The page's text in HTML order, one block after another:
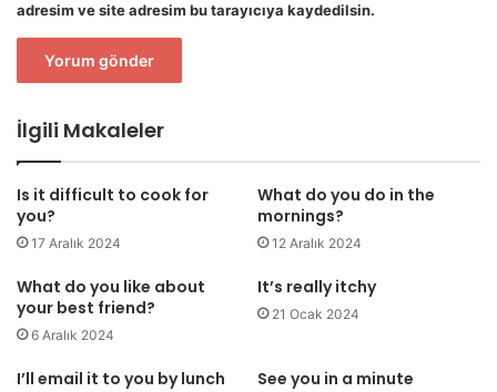
adresim ve site adresim bu tarayıcıya kaydedilsin.
İlgili Makaleler
Is it difficult to cook for
you?
17 Aralık 2024
What do you do in the
mornings?
12 Aralık 2024
What do you like about
your best friend?
6 Aralık 2024
It’s really itchy
21 Ocak 2024
I’ll email it to you by lunch See you in a minute